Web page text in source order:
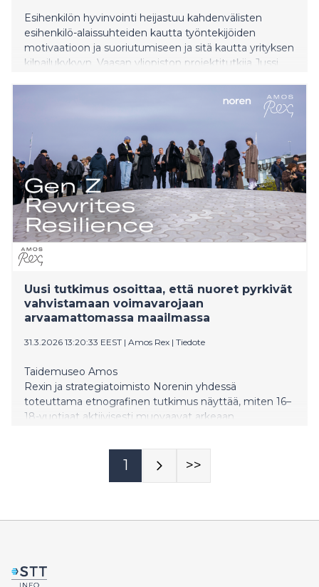
Esihenkilön hyvinvointi heijastuu kahdenvälisten
esihenkilö-alaissuhteiden kautta työntekijöiden
motivaatioon ja suoriutumiseen ja sitä kautta yrityksen
kilpailukykyyn. Vaasan yliopiston projektitutkija Jussi
laadukkaiden alaissuhteiden ylläpitämiseen, mikä
Ilmiö on erityisen korostunut nykyisessä intensiivisessä
työelämässä ja etätyössä.
Uusi tutkimus osoittaa, että nuoret pyrkivät
vahvistamaan voimavarojaan
arvaamattomassa maailmassa
31.3.2026 13:20:33 EEST | Amos Rex | Tiedote
Taidemuseo Amos
Rexin ja strategiatoimisto Norenin yhdessä
toteuttama etnografinen tutkimus näyttää, miten 16–
18-vuotiaat aktiivisesti muovaavat arkeaan
1 >>